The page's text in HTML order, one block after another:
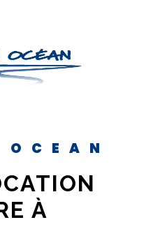
OCEAN
À